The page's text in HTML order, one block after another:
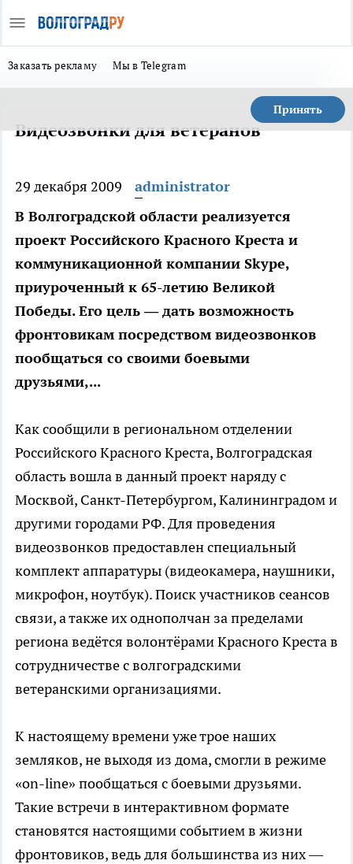
Заказать рекламу Мы в Telegram
Принять
Видеозвонки для ветеранов
29 декабря 2009
administrator
В Волгоградской области реализуется
проект Российского Красного Креста и
коммуникационной компании Skype,
приуроченный к 65-летию Великой
Победы. Его цель — дать возможность
фронтовикам посредством видеозвонков
пообщаться со своими боевыми
друзьями,...
Как сообщили в региональном отделении
Российского Красного Креста, Волгоградская
область вошла в данный проект наряду с
Москвой, Санкт-Петербургом, Калининградом и
другими городами РФ. Для проведения
видеозвонков предоставлен специальный
комплект аппаратуры (видеокамера, наушники,
микрофон, ноутбук). Поиск участников сеансов
связи, а также их однополчан за пределами
региона ведётся волонтёрами Красного Креста в
сотрудничестве с волгоградскими
ветеранскими организациями.
К настоящему времени уже трое наших
земляков, не выходя из дома, смогли в режиме
«on-line» пообщаться с боевыми друзьями.
Такие встречи в интерактивном формате
становятся настоящими событием в жизни
фронтовиков, ведь для большинства из них —